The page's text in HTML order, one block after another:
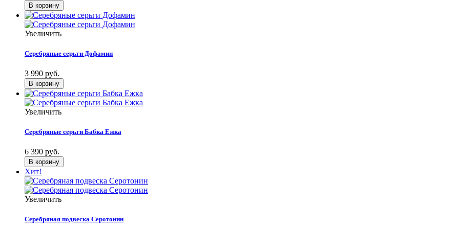
Увеличить
Серебряные серьги Дофамин
3 990 руб.
Увеличить
Серебряные серьги Бабка Ежка
6 390 руб.
Хит!
Увеличить
Серебряная подвеска Серотонин